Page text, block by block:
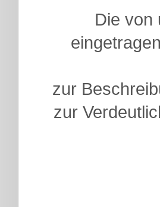
Die von
zur
zur